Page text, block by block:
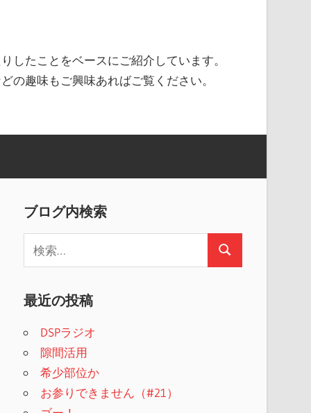
したことをベースにご紹介しています。
の趣味もご興味あればご覧ください。
ブログ内検索
索
検
最近の投稿
DSPラジオ
隙間活用
希少部位か
お参りできません（#21）